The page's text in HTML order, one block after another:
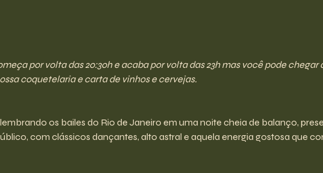
por volta das 20:30h e acaba por volta das 23h mas você pode chegar
coquetelaria e carta de vinhos e cervejas.
os bailes do Rio de Janeiro em uma noite cheia de balanço,
com clássicos dançantes, alto astral e aquela energia gostosa que